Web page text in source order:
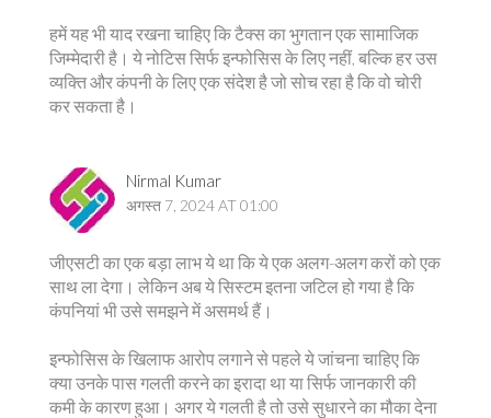
हमें यह भी याद रखना चाहिए कि टैक्स का भुगतान एक सामाजिक
जिम्मेदारी है। ये नोटिस सिर्फ इन्फोसिस के लिए नहीं, बल्कि हर उस
व्यक्ति और कंपनी के लिए एक संदेश है जो सोच रहा है कि वो चोरी
कर सकता है।
Nirmal Kumar
अगस्त 7, 2024 AT 01:00
जीएसटी का एक बड़ा लाभ ये था कि ये एक अलग-अलग करों को एक
साथ ला देगा। लेकिन अब ये सिस्टम इतना जटिल हो गया है कि
कंपनियां भी उसे समझने में असमर्थ हैं।
इन्फोसिस के खिलाफ आरोप लगाने से पहले ये जांचना चाहिए कि
क्या उनके पास गलती करने का इरादा था या सिर्फ जानकारी की
कमी के कारण हुआ। अगर ये गलती है तो उसे सुधारने का मौका देना